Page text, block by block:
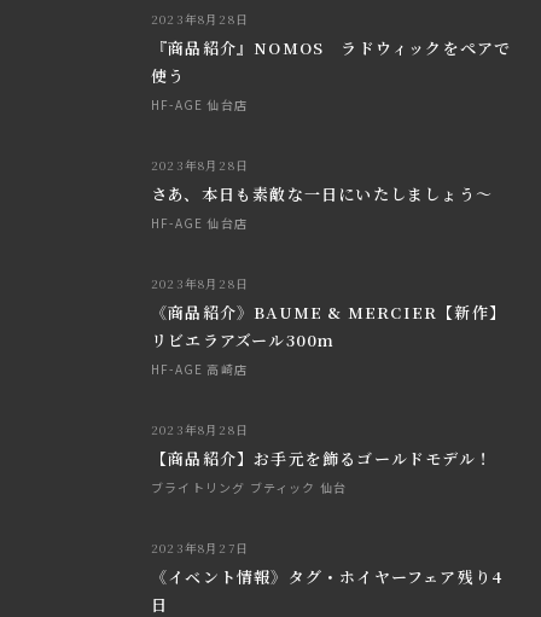
2023年8月28日
『商品紹介』NOMOS ラドウィックをペアで
使う
HF-AGE 仙台店
2023年8月28日
さあ、本日も素敵な一日にいたしましょう～
HF-AGE 仙台店
2023年8月28日
《商品紹介》BAUME & MERCIER【新作】
リビエラアズール300m
HF-AGE 高崎店
2023年8月28日
【商品紹介】お手元を飾るゴールドモデル！
ブライトリング ブティック 仙台
2023年8月27日
《イベント情報》タグ・ホイヤーフェア残り4
日